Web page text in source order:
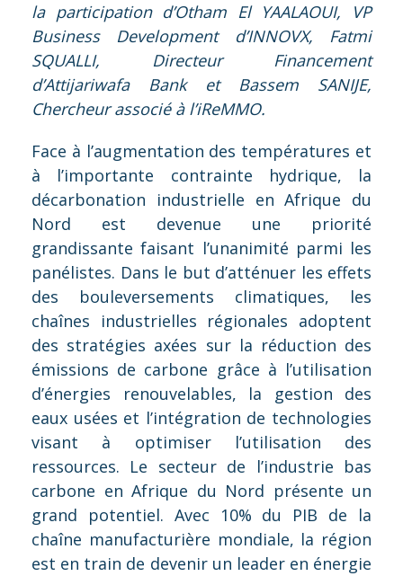
la participation d’Otham El YAALAOUI, VP
Business Development d’INNOVX, Fatmi
SQUALLI, Directeur Financement
d’Attijariwafa Bank et Bassem SANIJE,
Chercheur associé à l’iReMMO.
Face à l’augmentation des températures et
à l’importante contrainte hydrique, la
décarbonation industrielle en Afrique du
Nord est devenue une priorité
grandissante faisant l’unanimité parmi les
panélistes. Dans le but d’atténuer les effets
des bouleversements climatiques, les
chaînes industrielles régionales adoptent
des stratégies axées sur la réduction des
émissions de carbone grâce à l’utilisation
d’énergies renouvelables, la gestion des
eaux usées et l’intégration de technologies
visant à optimiser l’utilisation des
ressources. Le secteur de l’industrie bas
carbone en Afrique du Nord présente un
grand potentiel. Avec 10% du PIB de la
chaîne manufacturière mondiale, la région
est en train de devenir un leader en énergie